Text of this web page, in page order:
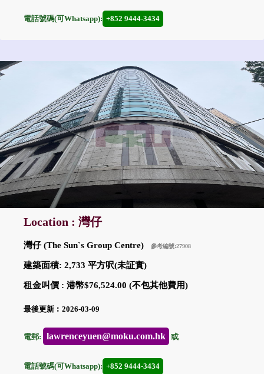
電話號碼(可Whatsapp): +852 9444-3434
Location : 灣仔
灣仔 (The Sun`s Group Centre) 參考編號:27908
建築面積: 2,733 平方呎(未証實)
租金叫價 : 港幣$76,524.00 (不包其他費用)
最後更新︰2026-03-09
電郵: lawrenceyuen@moku.com.hk 或
電話號碼(可Whatsapp): +852 9444-3434